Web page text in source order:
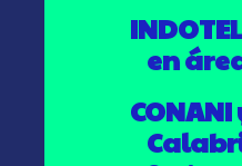
en